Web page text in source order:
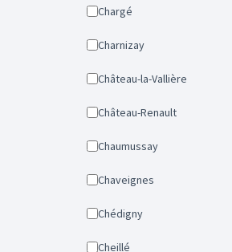
Chargé
Charnizay
Château-la-Vallière
Château-Renault
Chaumussay
Chaveignes
Chédigny
Cheillé